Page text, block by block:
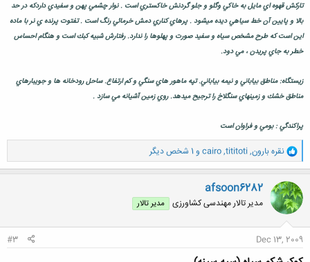
تاركش قهوه اي مايل به خاكي وگلو و جلو گردنش خاكستري است . نوار چشمي پهن و سفيدي داردكه در حد
بالا و پايين آن خط سياهي ديده ميشود . پرهاي كناري دمش خرمائي رنگ است . تفتوت پرنده ي نر با ماده
اين است كه طرح مشخص سياه و سفيد صورت و پهلوها را ندارد. رفتارش شبيه كبك است و هنگام احساس
خطر به جاي پريدن ، مي دود.
زيستگاه: مناطق بياباني و نيمه بياباني. تپه ماهور هاي سنگي و كم ارتفاع. ساحل رودخانه ها و جويبارهاي
مناطق خشك و زمينهاي سنگلاخ را ترجيح ميدهد. روي زمين آشيانه مي سازد .
پراكندگي : بومي و فراوان است
و
ا
ک
ن
ش
ه
ا
نقره بارون,
tititoti
,
cairo و 1 شخص دیگر
afsoon6282
مدیر تالار مهندسی كشاورزی مدیر تالار
Dec 13, 2009
#3